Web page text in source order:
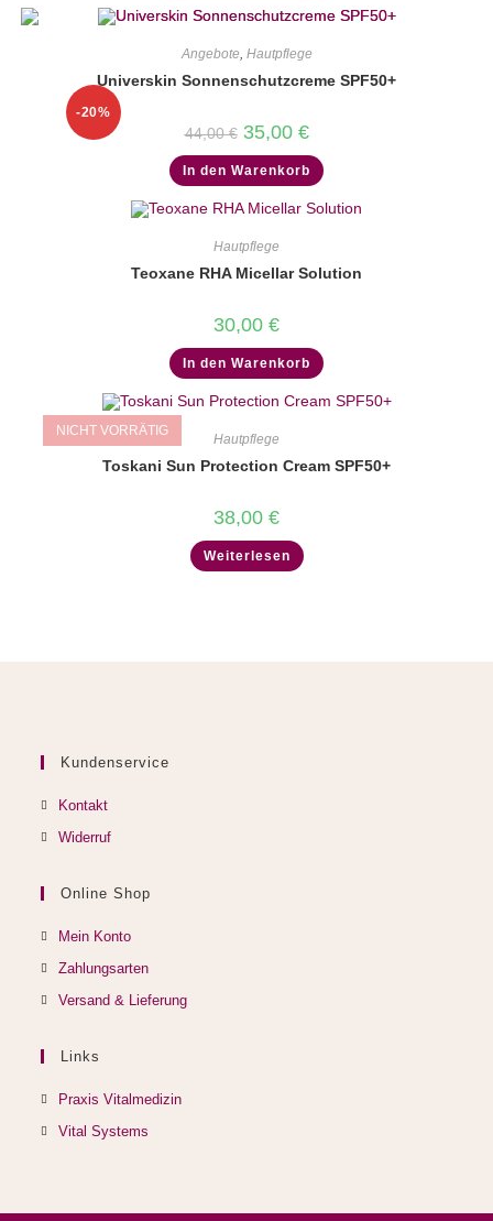
-20%
Angebote, Hautpflege
Universkin Sonnenschutzcreme SPF50+
44,00€ Ursprünglicher
Preis
war:
44,00 €
35,00 €Aktueller
Preis
ist:
35,00 €.
In den Warenkorb
Hautpflege
Teoxane RHA Micellar Solution
30,00 €
In den Warenkorb
NICHT VORRÄTIG
Hautpflege
Toskani Sun Protection Cream SPF50+
38,00 €
Weiterlesen
Kundenservice
Kontakt
Widerruf
Online Shop
Mein Konto
Zahlungsarten
Versand & Lieferung
Links
Praxis VitalmedizinOpens
Vital Systems
new